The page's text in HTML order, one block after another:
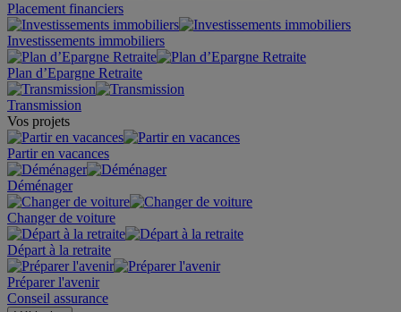
Placement financiers
Investissements immobiliers
Plan d’Epargne Retraite
Transmission
Vos projets
Partir en vacances
Déménager
Changer de voiture
Départ à la retraite
Préparer l'avenir
Conseil assurance